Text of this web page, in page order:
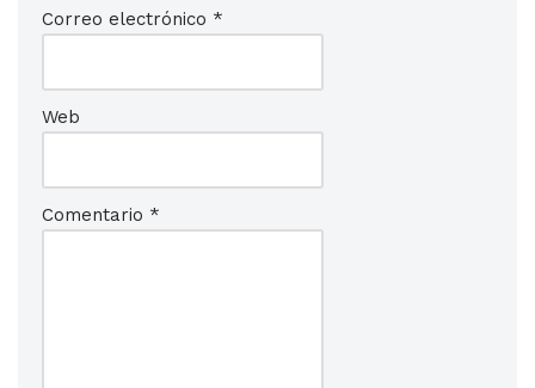
Correo electrónico *
Web
Comentario *